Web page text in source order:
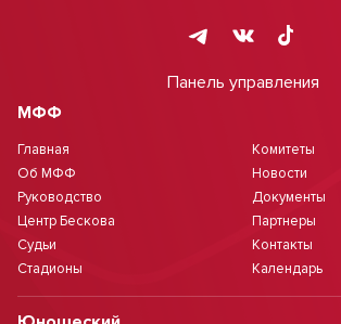
Панель управления
МФФ
Главная
Об МФФ
Руководство
Центр Бескова
Судьи
Стадионы
Комитеты
Новости
Документы
Партнеры
Контакты
Календарь